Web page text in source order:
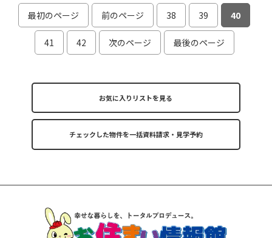
最初のページ
前のページ 38 39 40
41 42 次のページ 最後のページ
お気に入りリストを見る